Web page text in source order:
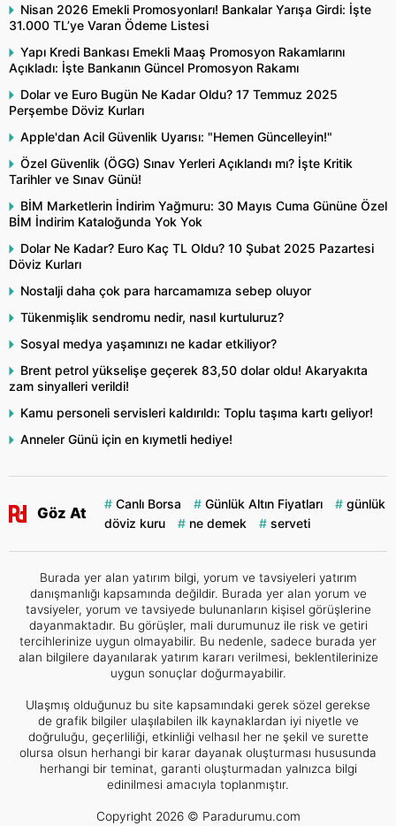
Nisan 2026 Emekli Promosyonları! Bankalar Yarışa Girdi: İşte
31.000 TL’ye Varan Ödeme Listesi
Yapı Kredi Bankası Emekli Maaş Promosyon Rakamlarını
Açıkladı: İşte Bankanın Güncel Promosyon Rakamı
Dolar ve Euro Bugün Ne Kadar Oldu? 17 Temmuz 2025
Perşembe Döviz Kurları
Apple'dan Acil Güvenlik Uyarısı: "Hemen Güncelleyin!"
Özel Güvenlik (ÖGG) Sınav Yerleri Açıklandı mı? İşte Kritik
Tarihler ve Sınav Günü!
BİM Marketlerin İndirim Yağmuru: 30 Mayıs Cuma Gününe Özel
BİM İndirim Kataloğunda Yok Yok
Dolar Ne Kadar? Euro Kaç TL Oldu? 10 Şubat 2025 Pazartesi
Döviz Kurları
Nostalji daha çok para harcamamıza sebep oluyor
Tükenmişlik sendromu nedir, nasıl kurtuluruz?
Sosyal medya yaşamınızı ne kadar etkiliyor?
Brent petrol yükselişe geçerek 83,50 dolar oldu! Akaryakıta
zam sinyalleri verildi!
Kamu personeli servisleri kaldırıldı: Toplu taşıma kartı geliyor!
Anneler Günü için en kıymetli hediye!
Göz At
Canlı Borsa Günlük Altın Fiyatları
günlük
döviz kuru
ne demek serveti
Burada yer alan yatırım bilgi, yorum ve tavsiyeleri yatırım
danışmanlığı kapsamında değildir. Burada yer alan yorum ve
tavsiyeler, yorum ve tavsiyede bulunanların kişisel görüşlerine
dayanmaktadır. Bu görüşler, mali durumunuz ile risk ve getiri
tercihlerinize uygun olmayabilir. Bu nedenle, sadece burada yer
alan bilgilere dayanılarak yatırım kararı verilmesi, beklentilerinize
uygun sonuçlar doğurmayabilir.
Ulaşmış olduğunuz bu site kapsamındaki gerek sözel gerekse
de grafik bilgiler ulaşılabilen ilk kaynaklardan iyi niyetle ve
doğruluğu, geçerliliği, etkinliği velhasıl her ne şekil ve surette
olursa olsun herhangi bir karar dayanak oluşturması hususunda
herhangi bir teminat, garanti oluşturmadan yalnızca bilgi
edinilmesi amacıyla toplanmıştır.
Copyright 2026 © Paradurumu.com